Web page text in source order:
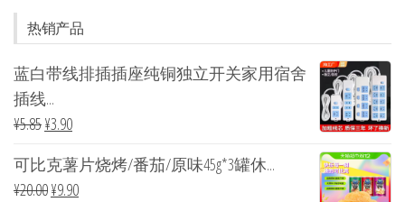
热销产品
蓝白带线排插插座纯铜独立开关家用宿舍
插线...
¥5.85¥3.90
可比克薯片烧烤/番茄/原味45g*3罐休...
¥20.00¥9.90